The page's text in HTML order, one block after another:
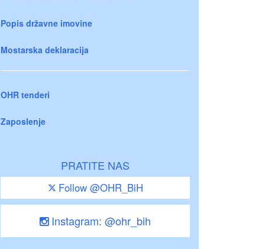
Popis državne imovine
Mostarska deklaracija
OHR tenderi
Zaposlenje
PRATITE NAS
Follow @OHR_BiH
Instagram: @ohr_bih